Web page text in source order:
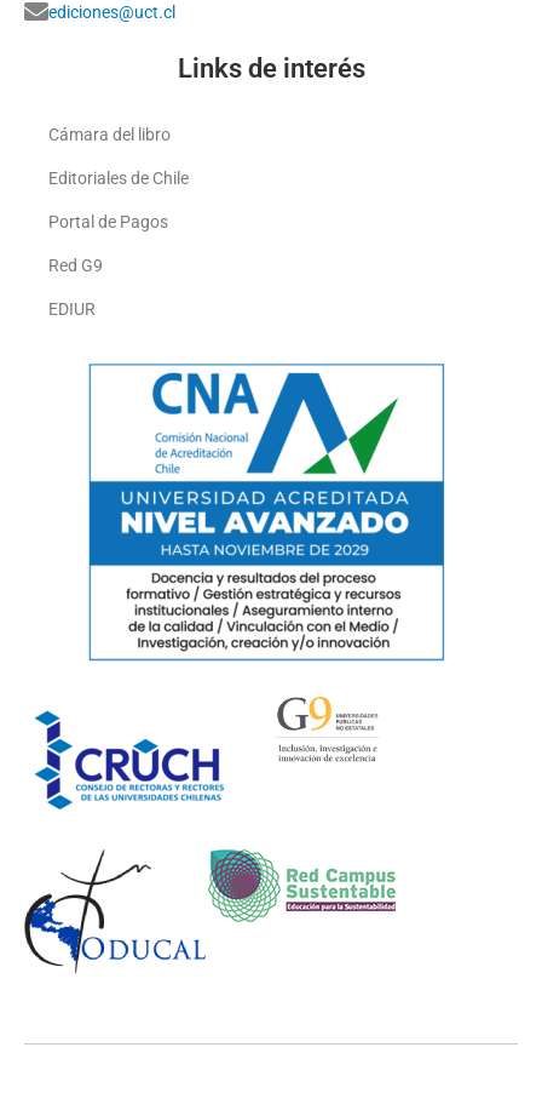
ediciones@uct.cl
Links de interés
Cámara del libro
Editoriales de Chile
Portal de Pagos
Red G9
EDIUR